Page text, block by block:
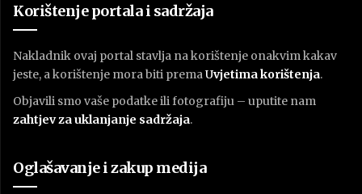
Korištenje portala i sadržaja
Nakladnik ovaj portal stavlja na korištenje onakvim kakav
jeste, a korištenje mora biti prema Uvjetima korištenja.
Objavili smo vaše podatke ili fotografiju – uputite nam
zahtjev za uklanjanje sadržaja.
Oglašavanje i zakup medija